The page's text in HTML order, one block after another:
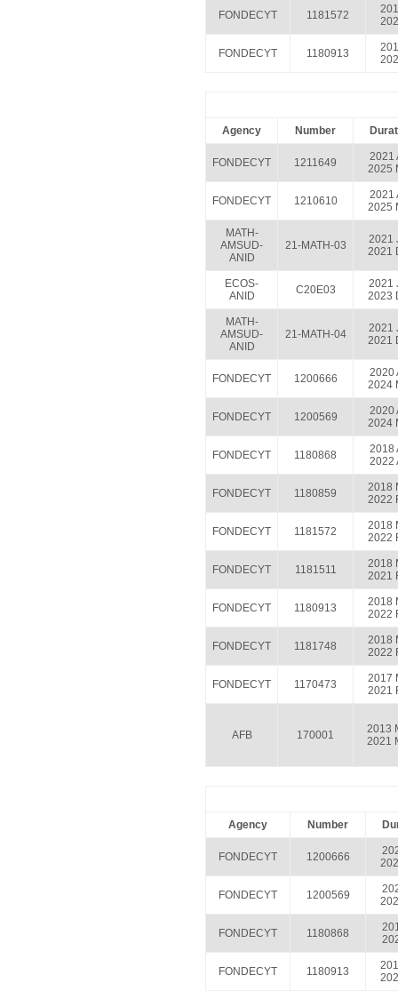
FONDECYT 1181572
FONDECYT 1180913
Agency Number
FONDECYT 1211649
2021
2025
FONDECYT 1210610
2021
2025
MATH-
AMSUD-
ANID
21-MATH-03
2021
2021
ECOS-
ANID
C20E03
2021
2023
MATH-
AMSUD-
ANID
21-MATH-04
2021
2021
FONDECYT 1200666
2020
2024
FONDECYT 1200569
2020
2024
FONDECYT 1180868
2018
2022
FONDECYT 1180859
2018
2022
FONDECYT 1181572
2018
2022
FONDECYT 1181511
2018
2021
FONDECYT 1180913
2018
2022
FONDECYT 1181748
2018
2022
FONDECYT 1170473
2017
2021
AFB 170001
2013
2021
Agency Number
FONDECYT 1200666
FONDECYT 1200569
FONDECYT 1180868
FONDECYT 1180913